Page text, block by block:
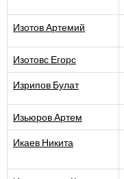
Изотов Артемий
Изотовс Егорс
Изрипов Булат
Изьюров Артем
Икаев Никита